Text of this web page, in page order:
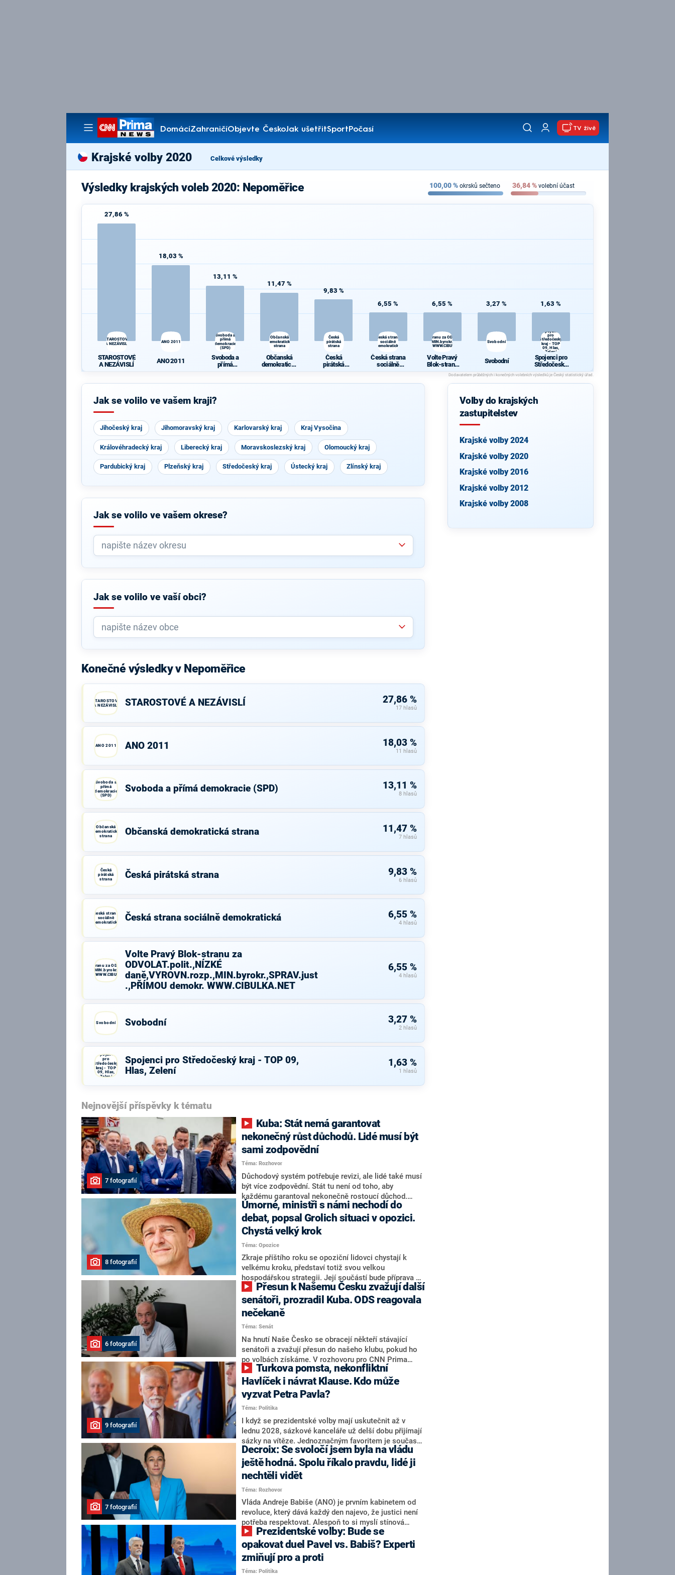
DomácíZahraničíObjevte ČeskoJak ušetřitSportPočasí
Pořady
TV živě
Krajské volby 2020 Celkové výsledky
Výsledky krajských voleb 2020: Nepoměřice 100,00% okrsků sečteno 36,84% volební účast
27,86 %
STAROSTOVÉ
A NEZÁVISLÍ
STAROSTOVÉ
A NEZÁVISLÍ
18,03 %
ANO 2011
ANO 2011
13,11 %
Svoboda a
přímá
demokracie
(SPD)
Svoboda a
přímá
11,47 %
Občanská
demokratická
strana
Občanská
demokratická
9,83 %
Česká
pirátská
strana
Česká
pirátská
6,55 %
Česká strana
sociálně
demokratická
Česká strana
sociálně
demokratická
6,55 %
Volte Pravý Blok-stranu za ODVOLAT.polit.,NÍZKÉ
daně,VYROVN.rozp.,MIN.byrokr.,SPRAV.just.,PŘÍMOU
demokr. WWW.CIBULKA.NET
Volte Pravý
Blok-stranu
za
ODVOLAT.poli
t.,NÍZKÉ
N.rozp.,MIN.b
just.,PŘÍMOU
WWW.CIBULK
3,27 %
Svobodní
Svobodní
1,63 %
Spojenci
pro
Středočeský
kraj - TOP
09, Hlas,
Zelení
Spojenci pro
Středočeský
kraj - TOP 09,
Hlas, Zelení
Jak se volilo ve vašem kraji?
Jihočeský kraj Jihomoravský kraj Karlovarský kraj Kraj Vysočina
Královéhradecký kraj Liberecký kraj Moravskoslezský kraj Olomoucký kraj
Pardubický kraj Plzeňský kraj Středočeský kraj Ústecký kraj Zlínský kraj
Jak se volilo ve vašem okrese?
Jak se volilo ve vaší obci?
Konečné výsledky v Nepoměřice
STAROSTOVÉ
A NEZÁVISLÍ
STAROSTOVÉ A NEZÁVISLÍ 27,86 %
17 hlasů
ANO 2011 ANO 2011 18,03 %
11 hlasů
Svoboda a
přímá
demokracie
(SPD)
Svoboda a přímá demokracie (SPD) 13,11 %
8 hlasů
Občanská
demokratická
strana
Občanská demokratická strana 11,47 %
7 hlasů
Česká
pirátská
strana
Česká pirátská strana 9,83 %
6 hlasů
Česká strana
sociálně
demokratická
Česká strana sociálně demokratická 6,55 %
4 hlasů
Volte Pravý Blok-stranu za ODVOLAT.polit.,NÍZKÉ
daně,VYROVN.rozp.,MIN.byrokr.,SPRAV.just.,PŘÍMOU
demokr. WWW.CIBULKA.NET
Volte Pravý Blok-stranu za
ODVOLAT.polit.,NÍZKÉ
daně,VYROVN.rozp.,MIN.byrokr.,SPRAV.just
.,PŘÍMOU demokr. WWW.CIBULKA.NET
6,55 %
4 hlasů
Svobodní Svobodní 3,27 %
2 hlasů
Spojenci
pro
Středočeský
kraj - TOP
09, Hlas,
Zelení
Spojenci pro Středočeský kraj - TOP 09,
Hlas, Zelení
1,63 %
1 hlasů
Nejnovější příspěvky k tématu
7 fotografií
nekonečný růst důchodů. Lidé musí být
sami zodpovědní
Téma: Rozhovor
Důchodový systém potřebuje revizi, ale lidé také musí
být více zodpovědní. Stát tu není od toho, aby
každému garantoval nekonečně rostoucí důchod.
Chybí tu nový systém a my ho představíme,řekl
hejtman Jihočeského kraje a předseda hnutí Naše
Česko Martin Kuba v rozhovoru pro CNN Prima NEWS.
V čele státu pak podle něj nemůže být člověk, který by
střetem zájmů omezoval čerpání financí a rozvoj,
dodal. Řešení u Andreje Babiše ale hodnotit nechtěl.
8 fotografií
Úmorné, ministři s námi nechodí do
debat, popsal Grolich situaci v opozici.
Chystá velký krok
Téma: Opozice
Zkraje příštího roku se opoziční lidovci chystají k
velkému kroku, představí totiž svou velkou
hospodářskou strategii. Její součástí bude příprava na
stárnutí populace, řekl ve středu na setkání s novináři
nový předseda lidovců Jan Grolich. Ten zároveň v
senátních volbách kandiduje ve Vyškově. Popsal i
aktivitu opozice, o níž vládní strany nebo političtí
komentátoři mluví jako o slabé a v defenzivě. „Je to
úmorná práce upozorňovat na chyby vlády. Ministři s
námi navíc nechodí do debat. Chceme ale ukazovat
svoje témata,“ odpověděl Grolich na dotaz CNN Prima
NEWS.
6 fotografií
senátoři, prozradil Kuba. ODS reagovala
nečekaně
Téma: Senát
Na hnutí Naše Česko se obracejí někteří stávající
senátoři a zvažují přesun do našeho klubu, pokud ho
po volbách získáme. V rozhovoru pro CNN Prima
NEWS to řekl zakladatel hnutí a jihočeský hejtman
Martin Kuba. Konkrétní nebyl, ale získat by takto mohl
například senátora Zdeňka Hrabu, který je dnes
součástí klubu ODS a TOP 09. Hraba to na dotaz
redakce nevyloučil. Předseda klubu senátorů ODS
Zdeněk Nytra redakci řekl, že počítá s odchodem
některých senátorů z klubu a že Naše Česko není
nepřítel, ale soupeř.
9 fotografií
Havlíček i návrat Klause. Kdo může
vyzvat Petra Pavla?
Téma: Politika
I když se prezidentské volby mají uskutečnit až v
lednu 2028, sázkové kanceláře už delší dobu přijímají
sázky na vítěze. Jednoznačným favoritem je současná
hlava státu Petr Pavel. Daleko za ním pak bookmakeři
zmiňují dva výrazné politiky ANO, tedy premiéra
Andreje Babiše a ministra průmyslu Karla Havlíčka.
Oblíbeným tipem samotných sázkařů je poslanec za
Motoristy Filip Turek. Politolog Jan Kubáček nicméně
o případné kandidatuře kohokoliv ze zmíněné trojice
značně pochybuje. Podle něj současná koalice dosud
nemá osobu, která by Pavlovi mohla konkurovat.
7 fotografií
Decroix: Se svoločí jsem byla na vládu
ještě hodná. Spolu říkalo pravdu, lidé ji
nechtěli vidět
Téma: Rozhovor
Vláda Andreje Babiše (ANO) je prvním kabinetem od
revoluce, který dává každý den najevo, že justici není
potřeba respektovat. Alespoň to si myslí stínová
ministryně spravedlnosti ODS Eva Decroix. V
rozhovoru pro CNN Prima NEWS si nebrala servítky
ohledně politického výkonu svého nástupce Jeronýma
Tejce (za ANO) či vládní zmocněnkyně pro lidská
práva Taťány Malé (ANO). Označením „svoloč“ na
opakovat duel Pavel vs. Babiš? Experti
zmiňují pro a proti
Téma: Politika
Volby do krajských
zastupitelstev
Krajské volby 2024
Krajské volby 2020
Krajské volby 2016
Krajské volby 2012
Krajské volby 2008